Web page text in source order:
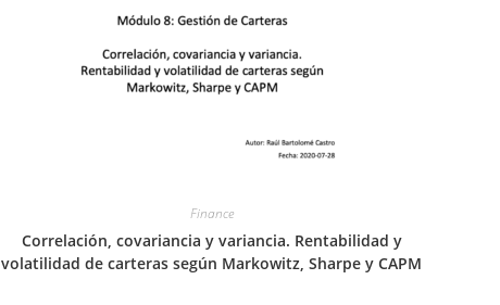
Finance
Correlación, covariancia y variancia. Rentabilidad y
volatilidad de carteras según Markowitz, Sharpe y CAPM